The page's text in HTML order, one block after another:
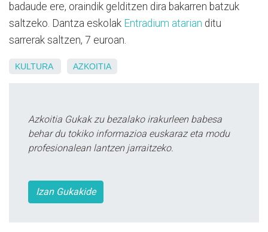
badaude ere, oraindik gelditzen dira bakarren batzuk
saltzeko. Dantza eskolak Entradium atarian ditu
sarrerak saltzen, 7 euroan.
KULTURA AZKOITIA
Azkoitia Gukak zu bezalako irakurleen babesa
behar du tokiko informazioa euskaraz eta modu
profesionalean lantzen jarraitzeko.
Izan Gukakide